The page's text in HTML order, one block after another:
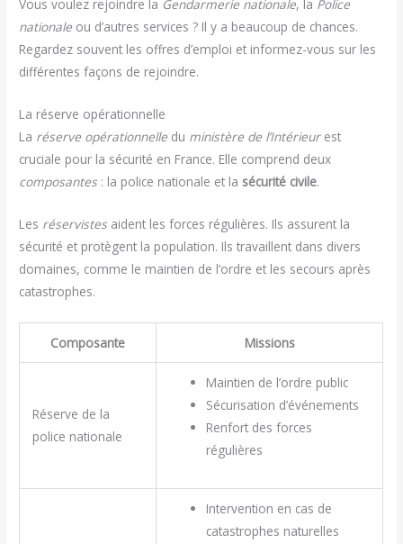
Vous voulez rejoindre la Gendarmerie nationale, la Police
nationale ou d’autres services ? Il y a beaucoup de chances.
Regardez souvent les offres d’emploi et informez-vous sur les
différentes façons de rejoindre.
La réserve opérationnelle
La réserve opérationnelle du ministère de l’Intérieurest
cruciale pour la sécurité en France. Elle comprend deux
composantes: la police nationale et la sécurité civile.
Les réservistesaident les forces régulières. Ils assurent la
sécurité et protègent la population. Ils travaillent dans divers
domaines, comme le maintien de l’ordre et les secours après
catastrophes.
Composante Missions
Réserve de la
police nationale
Maintien de l’ordre public
Sécurisation d’événements
Renfort des forces
régulières
Intervention en cas de
catastrophes naturelles